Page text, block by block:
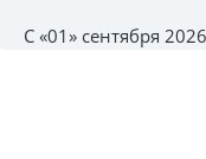
С «01» сентября